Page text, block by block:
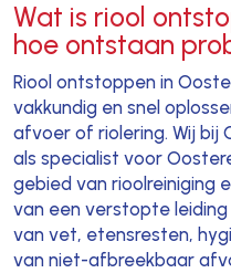
Wat is riool
hoe ontstaan
Riool ontstoppen in
vakkundig en snel
afvoer of riolering. Wij bij
als specialist voor
gebied van rioolreiniging
van een verstopte
van vet, etensresten,
van niet-afbreekbaar